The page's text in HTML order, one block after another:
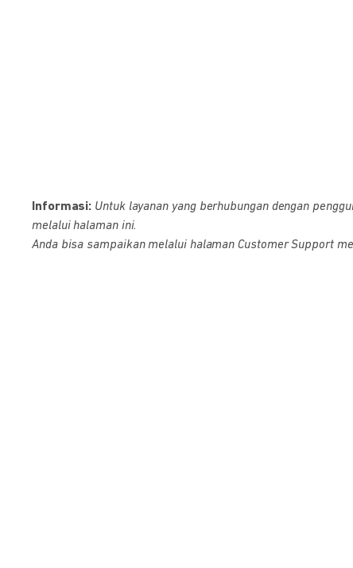
Informasi: Untuk layanan yang berhubungan dengan
melalui halaman ini.
Anda bisa sampaikan melalui halaman Customer Support